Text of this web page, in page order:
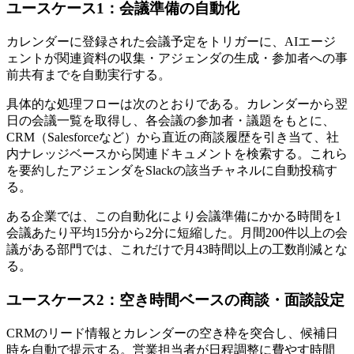
ユースケース1：会議準備の自動化
カレンダーに登録された会議予定をトリガーに、AIエージ
ェントが関連資料の収集・アジェンダの生成・参加者への事
前共有までを自動実行する。
具体的な処理フローは次のとおりである。カレンダーから翌
日の会議一覧を取得し、各会議の参加者・議題をもとに、
CRM（Salesforceなど）から直近の商談履歴を引き当て、社
内ナレッジベースから関連ドキュメントを検索する。これら
を要約したアジェンダをSlackの該当チャネルに自動投稿す
る。
ある企業では、この自動化により会議準備にかかる時間を1
会議あたり平均15分から2分に短縮した。月間200件以上の会
議がある部門では、これだけで月43時間以上の工数削減とな
る。
ユースケース2：空き時間ベースの商談・面談設定
CRMのリード情報とカレンダーの空き枠を突合し、候補日
時を自動で提示する。営業担当者が日程調整に費やす時間